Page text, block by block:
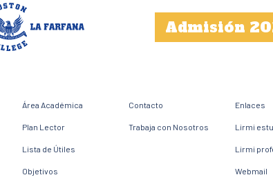
Admisión
Área Académica
Plan Lector
Lista de Útiles
Objetivos
Contacto
Trabaja con Nosotros
Enlaces
Lirmi
Lirmi
Webmail